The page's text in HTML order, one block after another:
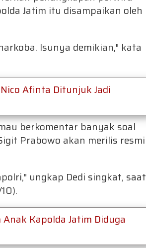
Jatim itu disampaikan oleh
Isunya demikian," kata
Afinta Ditunjuk Jadi
berkomentar banyak soal
Prabowo akan merilis resmi
ungkap Dedi singkat, saat
Kapolda Jatim Diduga